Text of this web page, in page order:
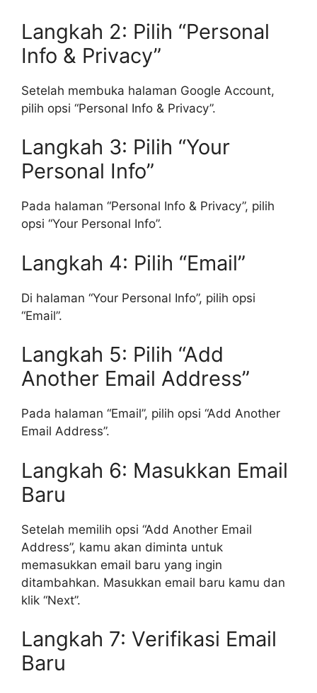
Langkah 2: Pilih “Personal
Info & Privacy”
Setelah membuka halaman Google Account,
pilih opsi “Personal Info & Privacy”.
Langkah 3: Pilih “Your
Personal Info”
Pada halaman “Personal Info & Privacy”, pilih
opsi “Your Personal Info”.
Langkah 4: Pilih “Email”
Di halaman “Your Personal Info”, pilih opsi
“Email”.
Langkah 5: Pilih “Add
Another Email Address”
Pada halaman “Email”, pilih opsi “Add Another
Email Address”.
Langkah 6: Masukkan Email
Baru
Setelah memilih opsi “Add Another Email
Address”, kamu akan diminta untuk
memasukkan email baru yang ingin
ditambahkan. Masukkan email baru kamu dan
klik “Next”.
Langkah 7: Verifikasi Email
Baru